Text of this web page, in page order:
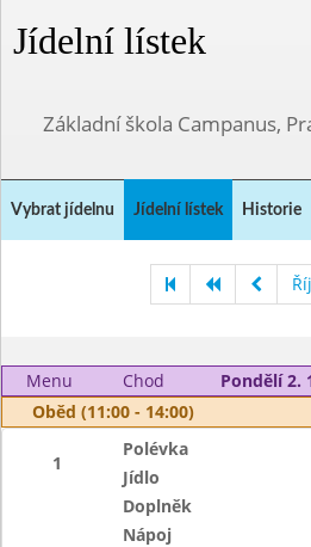
Jídelní lístek
Základní škola Campanus,
Vybrat jídelnu Jídelní lístek Historie
Menu Chod
Pondělí 2.
Oběd (11:00 - 14:00)
1
Polévka
Jídlo
Doplněk
Nápoj